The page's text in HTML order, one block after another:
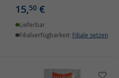
15,50 €
Lieferbar
Filialverfügbarkeit: Filiale setzen